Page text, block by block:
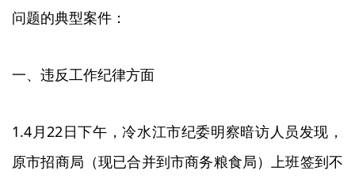
问题的典型案件：
一、违反工作纪律方面
1.4月22日下午，冷水江市纪委明察暗访人员发现，
原市招商局（现已合并到市商务粮食局）上班签到不